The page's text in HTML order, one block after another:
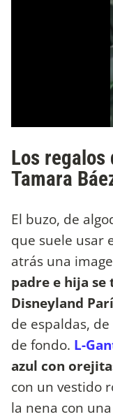
Los regalos
Tamara
El buzo, de
que suele usar
atrás una
padre e hija
Disneyland
de espaldas,
de fondo. L-
azul con
con un vestido
la nena con